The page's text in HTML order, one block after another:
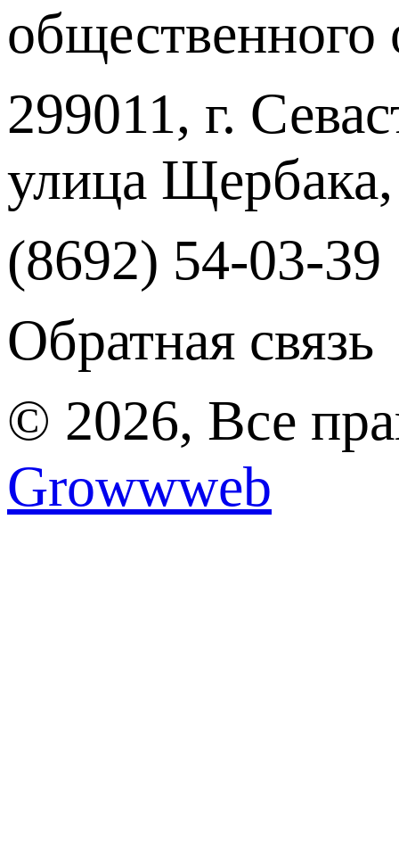
299011, г.
улица
(8692) 54-03-39
Обратная связь
© 2026, Все
Growwweb